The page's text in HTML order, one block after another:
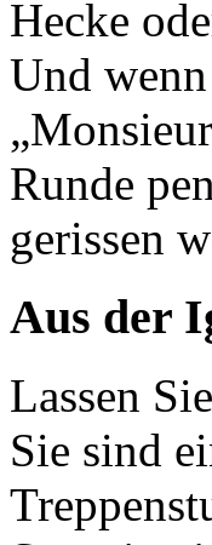
Hecke
Und
Runde
gerissen
Aus der
Lassen
Sie sind